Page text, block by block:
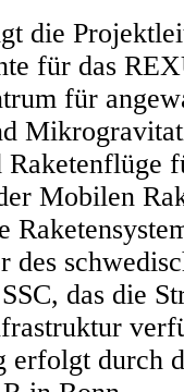
die
für das
für
Mobilen
des
das die
erfolgt durch